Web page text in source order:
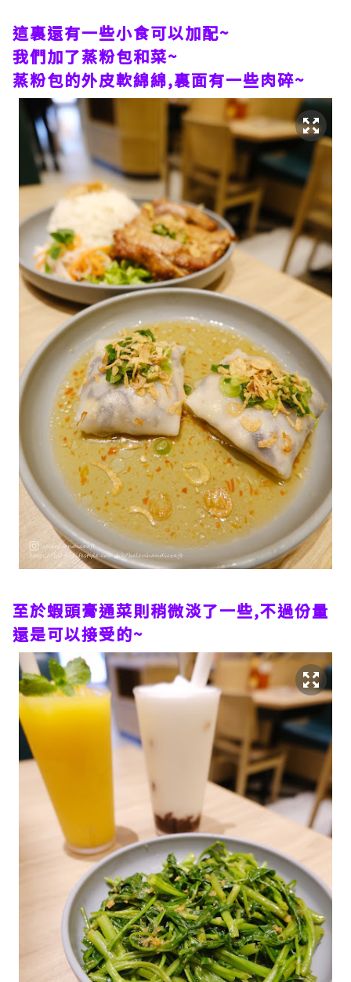
這裏還有一些小食可以加配~
我們加了蒸粉包和菜~
蒸粉包的外皮軟綿綿,裏面有一些肉碎~
至於蝦頭膏通菜則稍微淡了一些,不過份量
還是可以接受的~